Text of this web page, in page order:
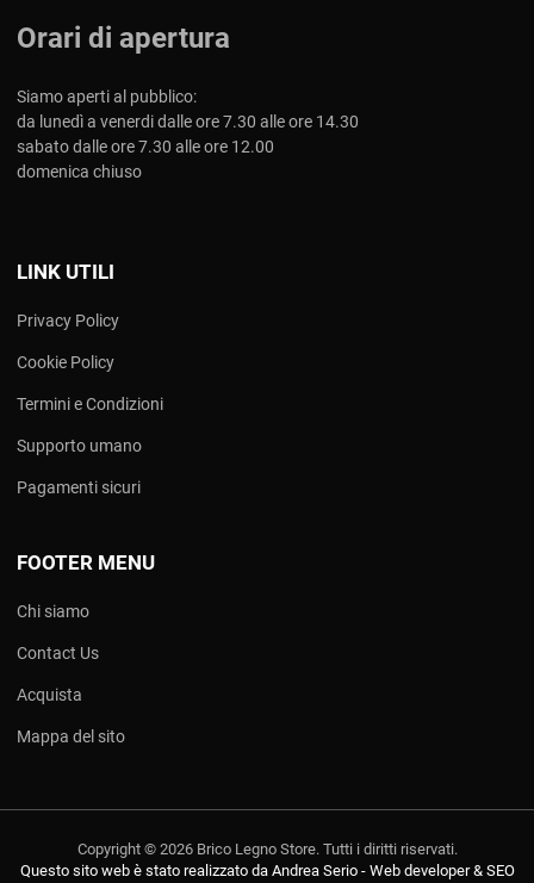
Orari di apertura
Siamo aperti al pubblico:
da lunedì a venerdi dalle ore 7.30 alle ore 14.30
sabato dalle ore 7.30 alle ore 12.00
domenica chiuso
LINK UTILI
Privacy Policy
Cookie Policy
Termini e Condizioni
Supporto umano
Pagamenti sicuri
FOOTER MENU
Chi siamo
Contact Us
Acquista
Mappa del sito
Copyright © 2026 Brico Legno Store. Tutti i diritti riservati.
Questo sito web è stato realizzato da Andrea Serio - Web developer & SEO